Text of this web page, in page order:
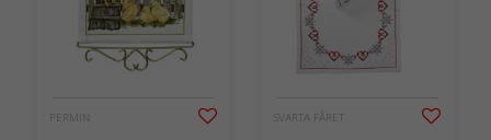
PERMIN SVARTA FÅRET